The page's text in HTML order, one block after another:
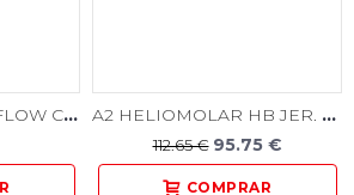
A1 (110) TETRIC EVOFLOW CAVIFIL 20u. A2 HELIOMOLAR HB JER. 3gr.
112.65 € 95.75 €